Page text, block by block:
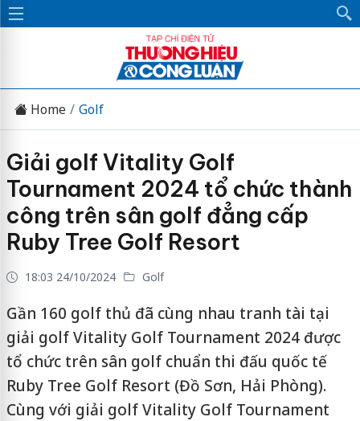
Home Golf
Giải golf Vitality Golf
Tournament 2024 tổ chức thành
công trên sân golf đẳng cấp
Ruby Tree Golf Resort
18:03 24/10/2024 Golf
Gần 160 golf thủ đã cùng nhau tranh tài tại
giải golf Vitality Golf Tournament 2024 được
tổ chức trên sân golf chuẩn thi đấu quốc tế
Ruby Tree Golf Resort (Đồ Sơn, Hải Phòng).
Cùng với giải golf Vitality Golf Tournament